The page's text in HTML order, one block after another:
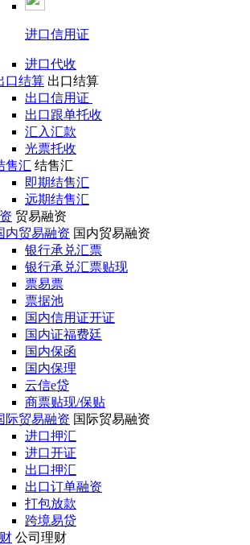
进口信用证
进口代收
口结算 出口结算
出口信用证
出口跟单托收
汇入汇款
光票托收
售汇 结售汇
即期结售汇
远期结售汇
贸易融资
内贸易融资 国内贸易融资
银行承兑汇票
银行承兑汇票贴现
票易票
票据池
国内信用证开证
国内证福费廷
国内保函
国内保理
云信e贷
商票贴现/保贴
际贸易融资 国际贸易融资
进口押汇
进口开证
出口押汇
出口订单融资
打包放款
跨境易贷
公司理财